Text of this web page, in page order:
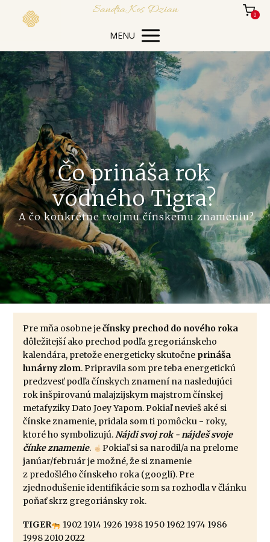
Sandra Kos Dzian 0
MENU
Čo prináša rok
vodného Tigra?
A čo konkrétne tvojmu čínskemu znameniu?
Pre mňa osobne ječínsky prechod do nového roka
dôležitejší ako prechod podľa gregoriánskeho
kalendára, pretože energeticky skutočne prináša
lunárny zlom. Pripravila som pre teba energetickú
predzvesť podľa čínskych znamení na nasledujúci
rok inšpirovanú malajzijskym majstrom čínskej
metafyziky Dato Joey Yapom. Pokiaľ nevieš aké si
čínske znamenie, pridala som ti pomôcku - roky,
ktoré ho symbolizujú.Nájdi svoj rok - nájdeš svoje
čínke znamenie.
Pokiaľ si sa narodil/a na prelome
janúar/február je možné, že si znamenie
z predošlého čínskeho roka (googli). Pre
zjednodušenie identifikácie som sa rozhodla v článku
poňať skrz gregoriánsky rok.
TIGER
1902 1914 1926 1938 1950 1962 1974 1986
1998 2010 2022